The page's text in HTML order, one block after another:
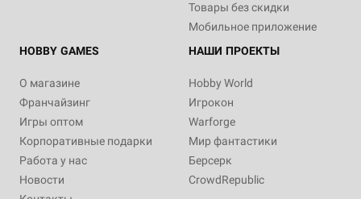
Товары без скидки
Мобильное приложение
HOBBY GAMES
О магазине
Франчайзинг
Игры оптом
Корпоративные подарки
Работа у нас
Новости
НАШИ ПРОЕКТЫ
Hobby World
Игрокон
Warforge
Мир фантастики
Берсерк
CrowdRepublic